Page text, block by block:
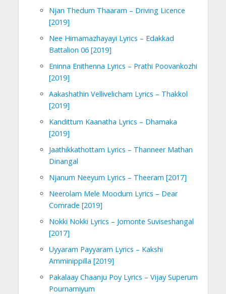
Njan Thedum Thaaram – Driving Licence
[2019]
Nee Himamazhayayi Lyrics – Edakkad
Battalion 06 [2019]
Eninna Enithenna Lyrics – Prathi Poovankozhi
[2019]
Aakashathin Vellivelicham Lyrics – Thakkol
[2019]
Kandittum Kaanatha Lyrics – Dhamaka
[2019]
Jaathikkathottam Lyrics – Thanneer Mathan
Dinangal
Njanum Neeyum Lyrics – Theeram [2017]
Neerolam Mele Moodum Lyrics – Dear
Comrade [2019]
Nokki Nokki Lyrics – Jomonte Suviseshangal
[2017]
Uyyaram Payyaram Lyrics – Kakshi
Amminippilla [2019]
Pakalaay Chaanju Poy Lyrics – Vijay Superum
Pournamiyum